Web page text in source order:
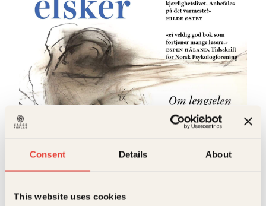
Consent Details About
This website uses cookies
Siri Erika Gullestad
Pocket249kr